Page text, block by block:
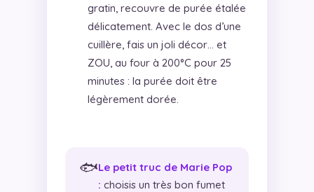
gratin, recouvre de purée étalée
délicatement. Avec le dos d’une
cuillère, fais un joli décor… et
ZOU, au four à 200°C pour 25
minutes : la purée doit être
légèrement dorée.
🐟Le petit truc de Marie Pop
: choisis un très bon fumet